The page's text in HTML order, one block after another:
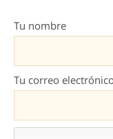
Tu nombre
Tu correo